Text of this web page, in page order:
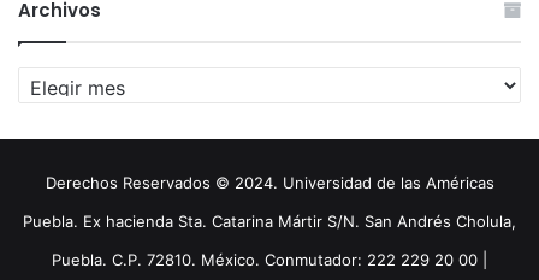
Archivos
Archivos
Derechos Reservados © 2024. Universidad de las Américas
Puebla. Ex hacienda Sta. Catarina Mártir S/N. San Andrés Cholula,
Puebla. C.P. 72810. México. Conmutador: 222 229 20 00 |